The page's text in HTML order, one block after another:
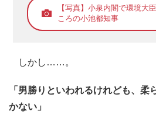
【写真】小泉内閣で環境大
ころの小池都知事
しかし……。
「男勝りといわれるけれども、柔
かない」